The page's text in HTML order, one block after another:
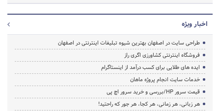
اخبار ویژه
طراحی سایت در اصفهان بهترین شیوه تبلیغات اینترنتی در اصفهان
فروشگاه اینترنتی کشاورزی اگری راز
ایده های طلایی برای کسب درآمد از اینستاگرام
خدمات سایت انجام پروژه ماهان
قیمت سرور HP/بررسی و خرید سرور اچ پی
هر زبانی، هر زمانی، هر کجا، هر جور که راحتید!